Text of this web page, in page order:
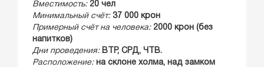
Вместимость: 20 чел
Минимальный счёт: 37 000 крон
Примерный счёт на человека: 2000 крон (без
напитков)
Дни проведения: ВТР, СРД, ЧТВ.
Расположение: на склоне холма, над замком